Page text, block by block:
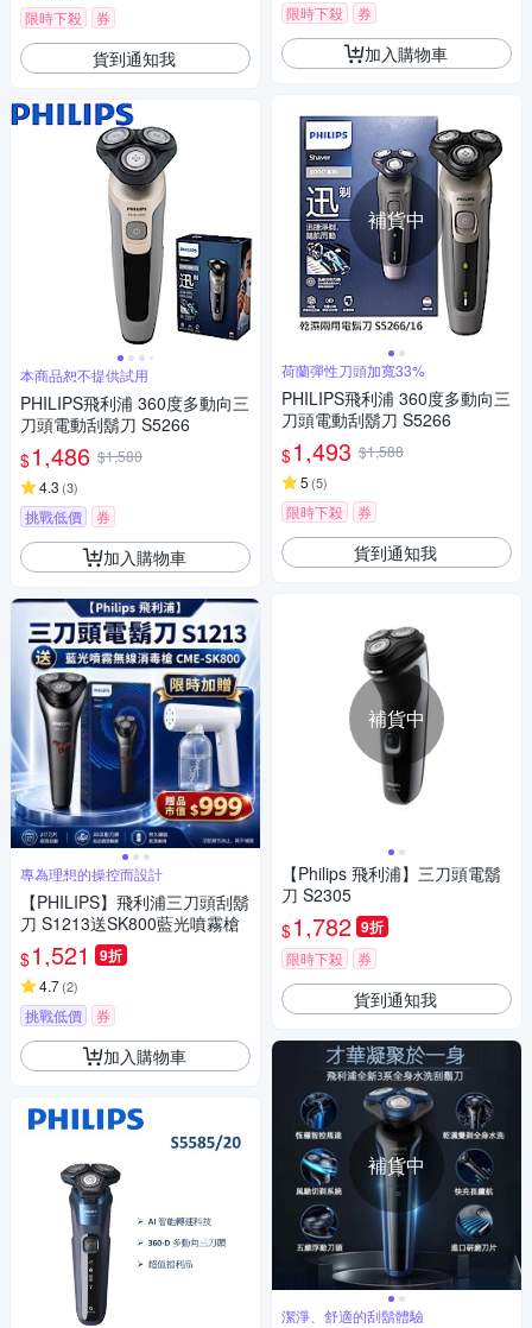
限時下殺 券
貨到通知我
本商品恕不提供試用
PHILIPS飛利浦 360度多動向三
刀頭電動刮鬍刀 S5266
$1,486 $1,580
4.3 (3)
挑戰低價 券
加入購物車
專為理想的操控而設計
【PHILIPS】飛利浦三刀頭刮鬍
刀 S1213送SK800藍光噴霧槍
$1,521 9折
4.7(2)
挑戰低價 券
加入購物車
限時下殺
券
加入購物車
補貨中
荷蘭彈性刀頭加寬33%
PHILIPS飛利浦 360度多動向三
刀頭電動刮鬍刀 S5266
$1,493 $1,588
5 (5)
限時下殺 券
貨到通知我
補貨中
【Philips 飛利浦】三刀頭電鬍
刀 S2305
$1,782 9折
限時下殺 券
貨到通知我
補貨中
潔淨、舒適的刮鬍體驗